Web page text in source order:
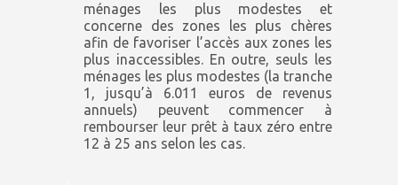
ménages les plus modestes et
concerne des zones les plus chères
afin de favoriser l’accès aux zones les
plus inaccessibles. En outre, seuls les
ménages les plus modestes (la tranche
1, jusqu’à 6.011 euros de revenus
annuels) peuvent commencer à
rembourser leur prêt à taux zéro entre
12 à 25 ans selon les cas.